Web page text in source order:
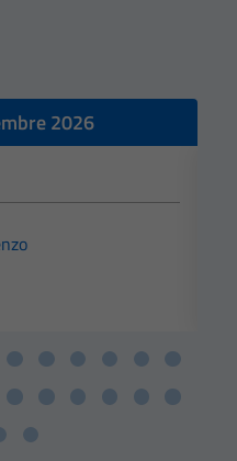
2026